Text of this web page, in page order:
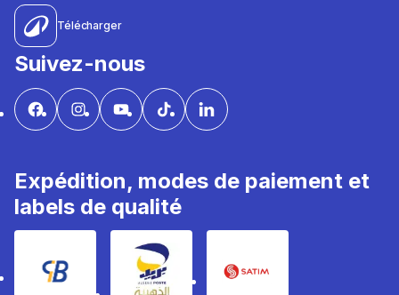
Télécharger
Suivez-nous
Expédition, modes de paiement et
labels de qualité